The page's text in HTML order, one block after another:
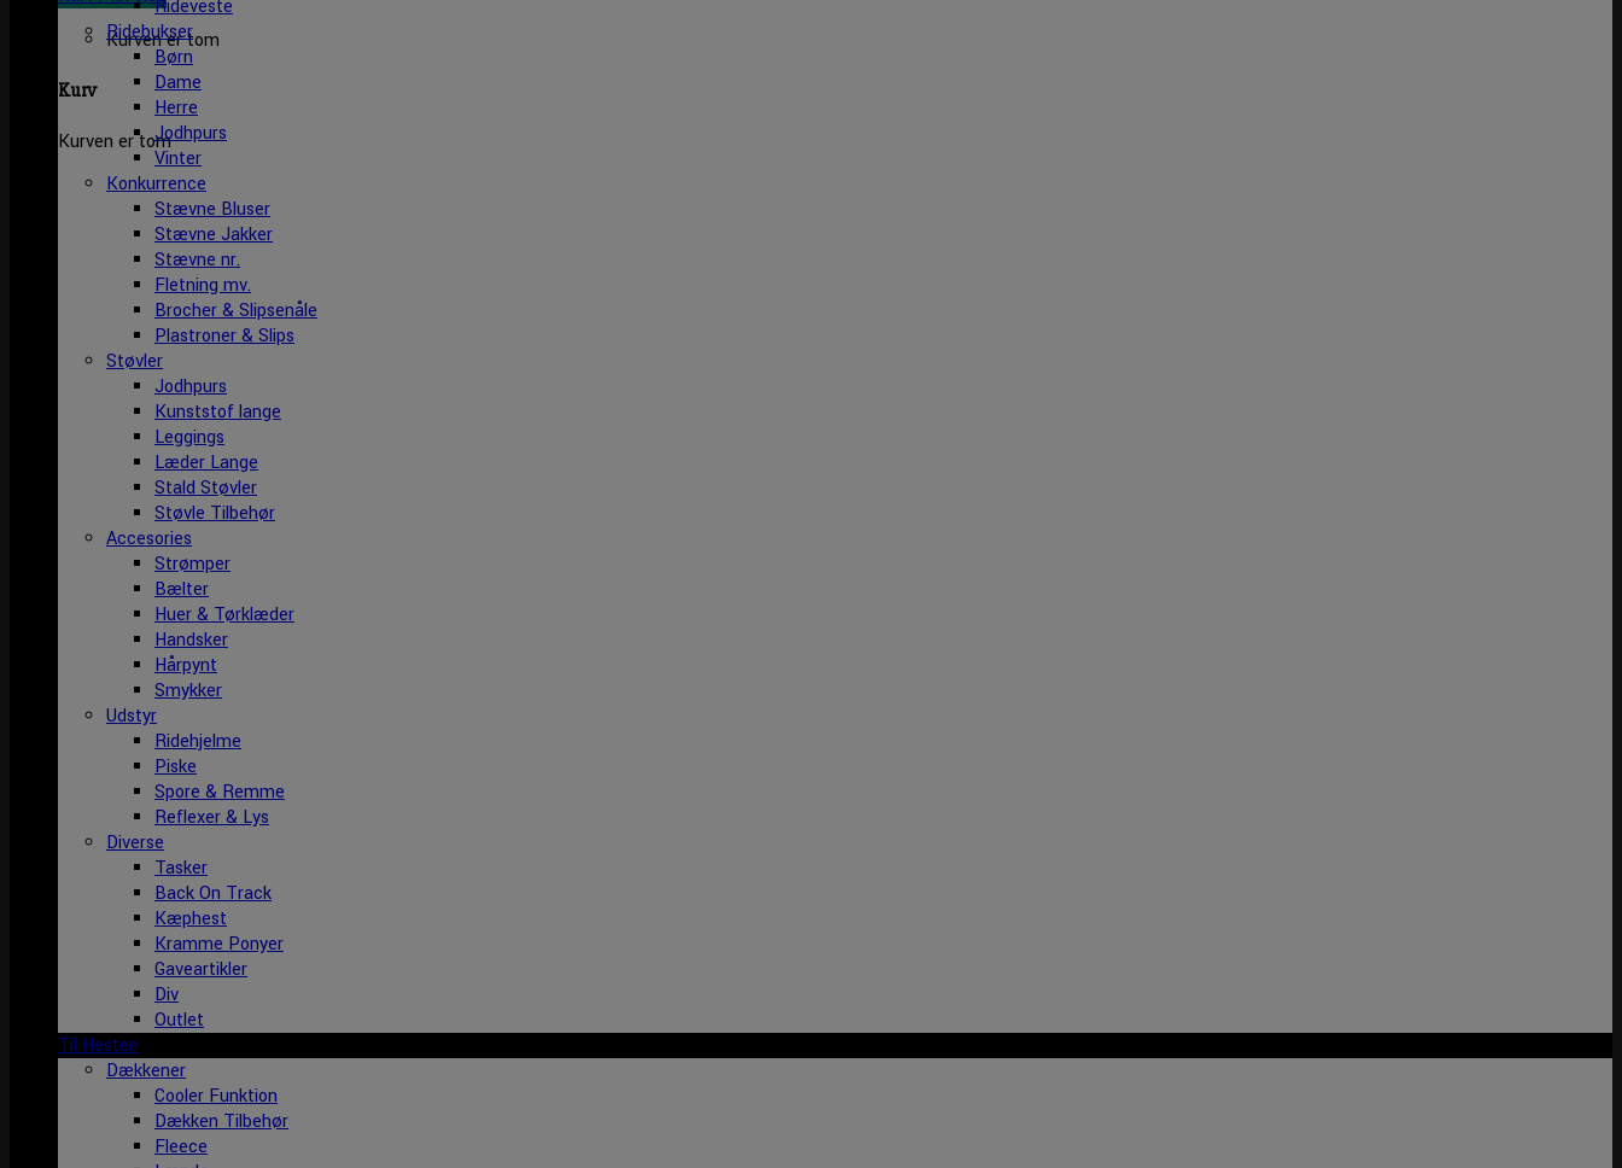
Kurven er tom
Kurv
Kurven er tom
Rideveste
Ridebukser
Børn
Dame
Herre
Jodhpurs
Vinter
Konkurrence
Stævne Bluser
Stævne Jakker
Stævne nr.
Fletning mv.
Brocher & Slipsenåle
Plastroner & Slips
Støvler
Jodhpurs
Kunststof lange
Leggings
Læder Lange
Stald Støvler
Støvle Tilbehør
Accesories
Strømper
Bælter
Huer & Tørklæder
Handsker
Hårpynt
Smykker
Udstyr
Ridehjelme
Piske
Spore & Remme
Reflexer & Lys
Diverse
Tasker
Back On Track
Kæphest
Kramme Ponyer
Gaveartikler
Div
Outlet
Til Hesten
Dækkener
Cooler Funktion
Dækken Tilbehør
Fleece